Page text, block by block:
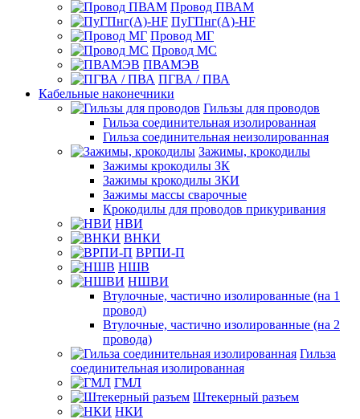
Провод ПВАМ
ПуГПнг(A)-HF
Провод МГ
Провод МС
ПВАМЭВ
ПГВА / ПВА
Кабельные наконечники
Гильзы для проводов
Гильза соединительная изолированная
Гильза соединительная неизолированная
Зажимы, крокодилы
Зажимы крокодилы ЗК
Зажимы крокодилы ЗКИ
Зажимы массы сварочные
Крокодилы для проводов прикуривания
НВИ
ВНКИ
ВРПИ-П
НШВ
НШВИ
Втулочные, частично изолированные (на 1
провод)
Втулочные, частично изолированные (на 2
провода)
Гильза
соединительная изолированная
ГМЛ
Штекерный разъем
НКИ